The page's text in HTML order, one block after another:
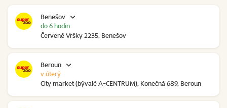
Benešov
Červené Vršky 2235, Benešov
do 6 hodin
Beroun
City market (bývalé A-CENTRUM), Konečná 689, Beroun
v úterý